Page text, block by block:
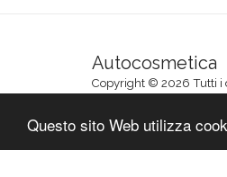
Questo sito Web utilizza
Autocosmetica
Copyright © 2026 Tutti i